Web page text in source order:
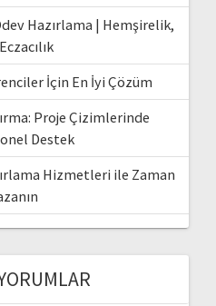
Hazırlama | Hemşirelik,
İçin En İyi Çözüm
Proje Çizimlerinde
Destek
Hizmetleri ile Zaman